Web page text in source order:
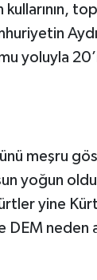
yoluyla
meşru
yoğun
yine Kürt
DEM neden